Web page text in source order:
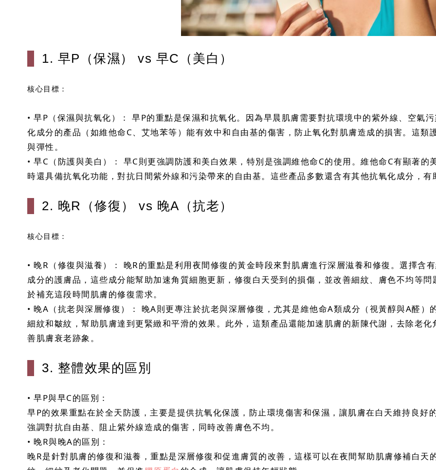
1. 早P（保濕） vs 早C（美白）
核心目標：
• 早P（保濕與抗氧化）： 早P的重點是保濕和抗氧化。因為早晨肌膚需要對抗環境中的紫外線、空氣
化成分的產品（如維他命C、艾地苯等）能有效中和自由基的傷害，防止氧化對肌膚造成的損害。這
與彈性。
• 早C（防護與美白）： 早C則更強調防護和美白效果，特別是強調維他命C的使用。維他命C有顯著
時還具備抗氧化功能，對抗日間紫外線和污染帶來的自由基。這些產品多數還含有其他抗氧化成分，
2. 晚R（修復） vs 晚A（抗老）
核心目標：
• 晚R（修復與滋養）： 晚R的重點是利用夜間修復的黃金時段來對肌膚進行深層滋養和修復。選擇含
成分的護膚品，這些成分能幫助加速角質細胞更新，修復白天受到的損傷，並改善細紋、膚色不均等
於補充這段時間肌膚的修復需求。
• 晚A（抗老與深層修復）： 晚A則更專注於抗老與深層修復，尤其是維他命A類成分（視黃醇與A醛
細紋和皺紋，幫助肌膚達到更緊緻和平滑的效果。此外，這類產品還能加速肌膚的新陳代謝，去除老
善肌膚衰老跡象。
3. 整體效果的區別
• 早P與早C的區別：
早P的效果重點在於全天防護，主要是提供抗氧化保護，防止環境傷害和保濕，讓肌膚在白天維持良好
強調對抗自由基、阻止紫外線造成的傷害，同時改善膚色不均。
• 晚R與晚A的區別：
晚R是針對肌膚的修復和滋養，重點是深層修復和促進膚質的改善，這樣可以在夜間幫助肌膚修補白天